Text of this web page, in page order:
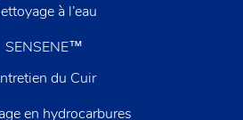
à l’eau
SENSENE™
du Cuir
en hydrocarbures